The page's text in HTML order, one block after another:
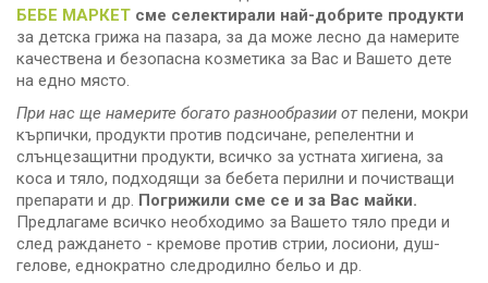
БЕБЕ МАРКЕТ сме селектирали най-добрите продукти
за детска грижа на пазара, за да може лесно да намерите
качествена и безопасна козметика за Вас и Вашето дете
на едно място.
При нас ще намерите богато разнообразии отпелени, мокри
кърпички, продукти против подсичане, репелентни и
слънцезащитни продукти, всичко за устната хигиена, за
коса и тяло, подходящи за бебета перилни и почистващи
препарати и др. Погрижили сме се и за Вас майки.
Предлагаме всичко необходимо за Вашето тяло преди и
след раждането - кремове против стрии, лосиони, душ-
гелове, еднократно следродилно бельо и др.